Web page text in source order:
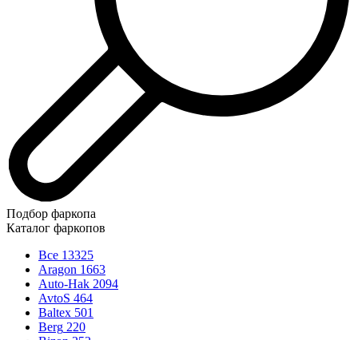
Подбор фаркопа
Каталог фаркопов
Все 13325
Aragon 1663
Auto-Hak 2094
AvtoS 464
Baltex 501
Berg 220